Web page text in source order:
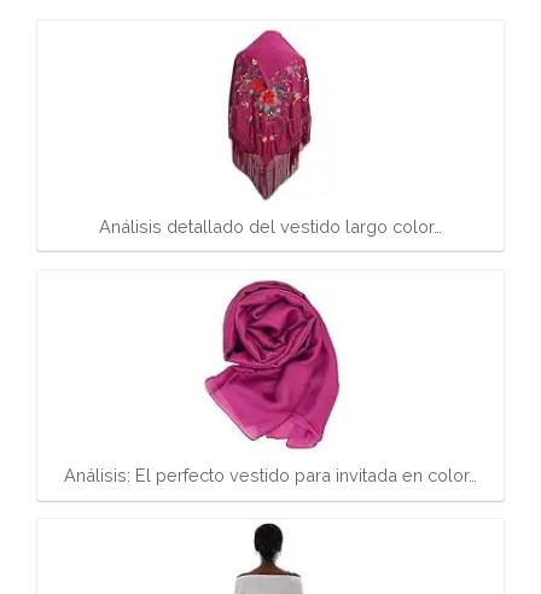
Análisis detallado del vestido largo color…
Análisis: El perfecto vestido para invitada en color…